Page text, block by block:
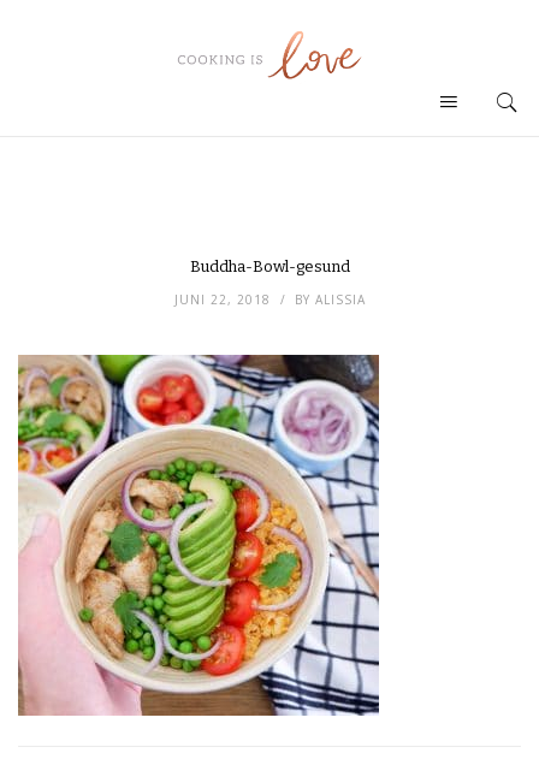
Buddha-Bowl-gesund
JUNI 22, 2018 BY ALISSIA